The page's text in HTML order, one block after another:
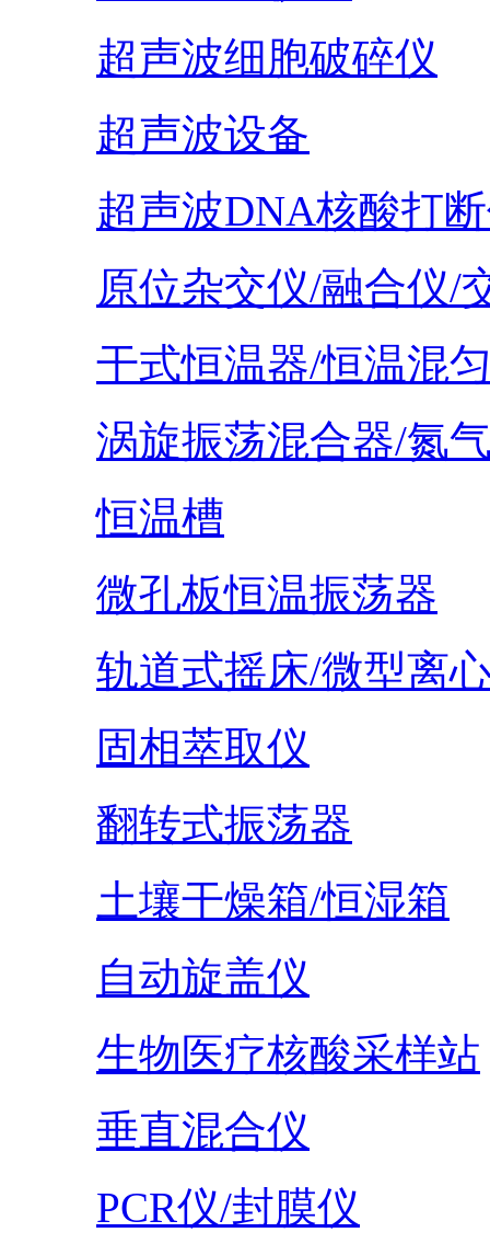
超声波细胞破碎仪
超声波设备
超声波DNA核酸打
原位杂交仪/融合仪/
干式恒温器/恒温混
涡旋振荡混合器/氮
恒温槽
微孔板恒温振荡器
轨道式摇床/微型离
固相萃取仪
翻转式振荡器
土壤干燥箱/恒湿箱
自动旋盖仪
生物医疗核酸采样站
垂直混合仪
PCR仪/封膜仪